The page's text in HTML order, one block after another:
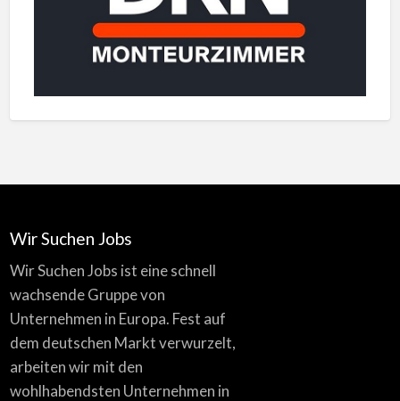
Wir Suchen Jobs
Wir Suchen Jobs ist eine schnell
wachsende Gruppe von
Unternehmen in Europa. Fest auf
dem deutschen Markt verwurzelt,
arbeiten wir mit den
wohlhabendsten Unternehmen in